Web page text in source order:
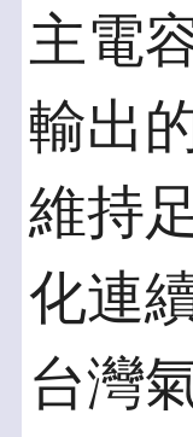
主電
輸出
維持
化連
台灣